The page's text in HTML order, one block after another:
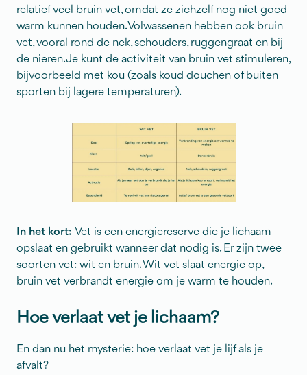
relatief veel bruin vet, omdat ze zichzelf nog niet goed
warm kunnen houden. Volwassenen hebben ook bruin
vet, vooral rond de nek, schouders, ruggengraat en bij
de nieren. Je kunt de activiteit van bruin vet stimuleren,
bijvoorbeeld met kou (zoals koud douchen of buiten
sporten bij lagere temperaturen).
In het kort: Vet is een energiereserve die je lichaam
opslaat en gebruikt wanneer dat nodig is. Er zijn twee
soorten vet: wit en bruin. Wit vet slaat energie op,
bruin vet verbrandt energie om je warm te houden.
Hoe verlaat vet je lichaam?
En dan nu het mysterie: hoe verlaat vet je lijf als je
afvalt?